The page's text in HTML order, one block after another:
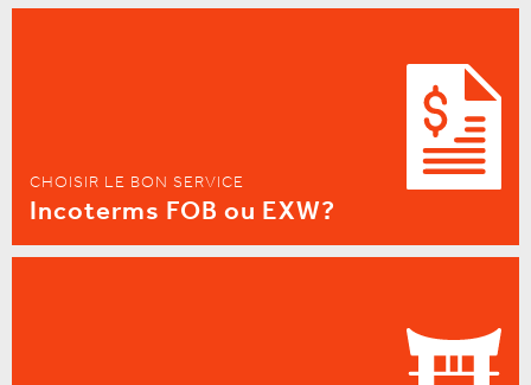
CHOISIR LE BON SERVICE
Incoterms FOB ou EXW?